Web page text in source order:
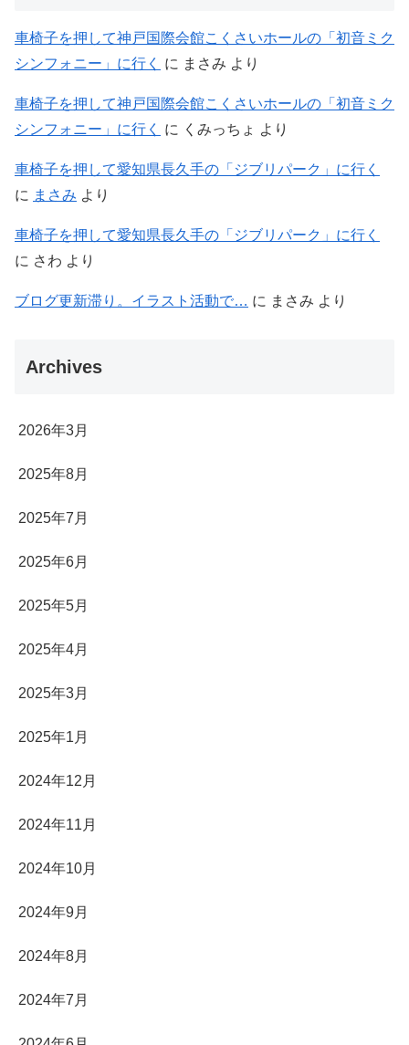
車椅子を押して神戸国際会館こくさいホールの「初音ミク
シンフォニー」に行く
に まさみ より
車椅子を押して神戸国際会館こくさいホールの「初音ミク
シンフォニー」に行く
に くみっちょ より
車椅子を押して愛知県長久手の「ジブリパーク」に行く
に まさみ より
車椅子を押して愛知県長久手の「ジブリパーク」に行く
に さわ より
ブログ更新滞り。イラスト活動で… に まさみ より
Archives
2026年3月
2025年8月
2025年7月
2025年6月
2025年5月
2025年4月
2025年3月
2025年1月
2024年12月
2024年11月
2024年10月
2024年9月
2024年8月
2024年7月